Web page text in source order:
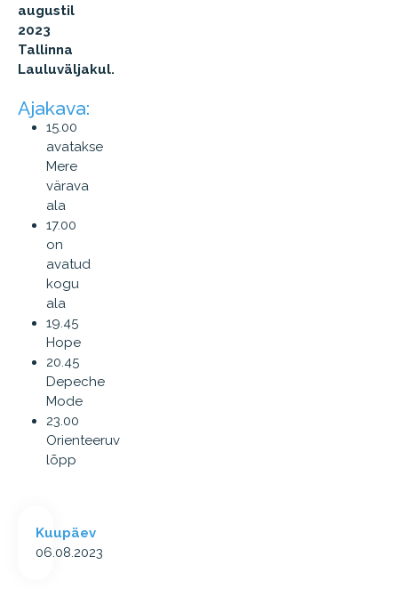
augustil
2023
Tallinna
Lauluväljakul.
Ajakava:
15.00
avatakse
Mere
värava
ala
17.00
on
avatud
kogu
ala
19.45
Hope
20.45
Depeche
Mode
23.00
Orienteeruv
lõpp
Kuupäev
06.08.2023